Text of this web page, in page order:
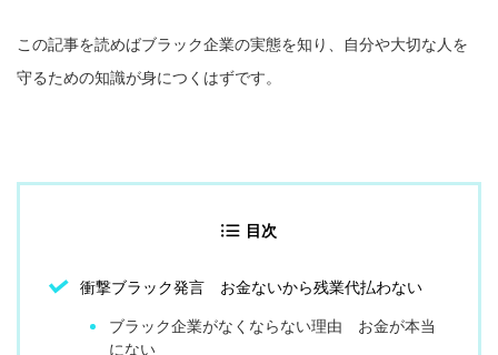
この記事を読めばブラック企業の実態を知り、自分や大切な人を
守るための知識が身につくはずです。
目次
衝撃ブラック発言 お金ないから残業代払わない
ブラック企業がなくならない理由 お金が本当
にない